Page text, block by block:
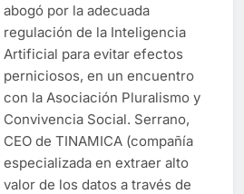
abogó por la adecuada
regulación de la Inteligencia
Artificial para evitar efectos
perniciosos, en un encuentro
con la Asociación Pluralismo y
Convivencia Social. Serrano,
CEO de TINAMICA (compañía
especializada en extraer alto
valor de los datos a través de